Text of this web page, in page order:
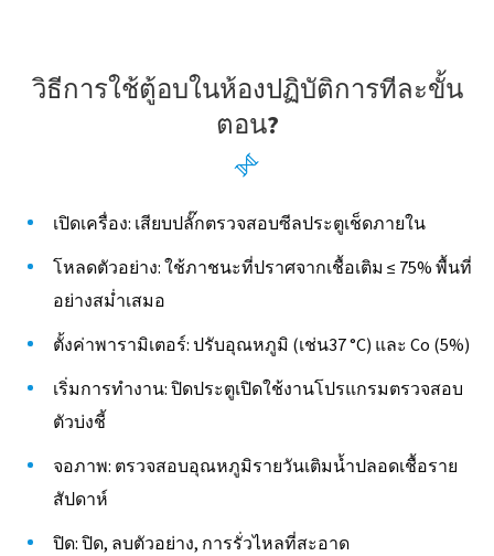
วิธีการใช้ตู้อบในห้องปฏิบัติการทีละขั้น
ตอน?

เปิดเครื่อง: เสียบปลั๊กตรวจสอบซีลประตูเช็ดภายใน
โหลดตัวอย่าง: ใช้ภาชนะที่ปราศจากเชื้อเติม ≤ 75% พื้นที่
อย่างสม่ำเสมอ
ตั้งค่าพารามิเตอร์: ปรับอุณหภูมิ (เช่น37 °C) และ Co (5%)
เริ่มการทำงาน: ปิดประตูเปิดใช้งานโปรแกรมตรวจสอบ
ตัวบ่งชี้
จอภาพ: ตรวจสอบอุณหภูมิรายวันเติมน้ำปลอดเชื้อราย
สัปดาห์
ปิด: ปิด, ลบตัวอย่าง, การรั่วไหลที่สะอาด